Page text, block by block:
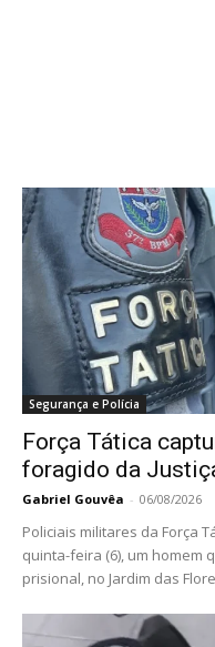
Segurança e Polícia
Força Tática
foragido da
Gabriel Gouvêa - 06/08/2026
Policiais militares da Força
quinta-feira (6), um homem
prisional, no Jardim das